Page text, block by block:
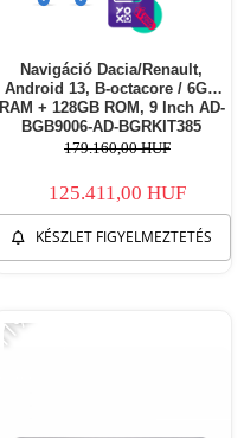
Navigáció Dacia/Renault,
Android 13, B-octacore / 6GB
RAM + 128GB ROM, 9 Inch AD-
BGB9006-AD-BGRKIT385
179.160,00 HUF
125.411,00 HUF
KÉSZLET FIGYELMEZTETÉS
-11%